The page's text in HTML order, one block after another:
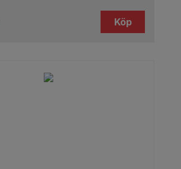
Köp